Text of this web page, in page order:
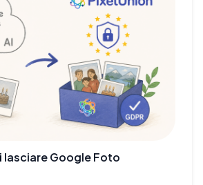
lasciare Google Foto